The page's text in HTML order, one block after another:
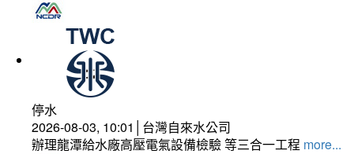
停水
2026-08-03, 10:01│台灣自來水公司
辦理龍潭給水廠高壓電氣設備檢驗 等三合一工程 more...